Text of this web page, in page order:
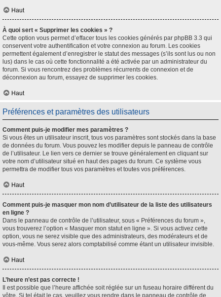
Haut
À quoi sert « Supprimer les cookies » ?
Cette option vous permet d’effacer tous les cookies générés par phpBB 3.3 qui
conservent votre authentification et votre connexion au forum. Les cookies
permettent également d’enregistrer le statut des messages (s’ils sont lus ou non
lus) dans le cas où cette fonctionnalité a été activée par un administrateur du
forum. Si vous rencontrez des problèmes récurrents de connexion et de
déconnexion au forum, essayez de supprimer les cookies.
Haut
Préférences et paramètres des utilisateurs
Comment puis-je modifier mes paramètres ?
Si vous êtes un utilisateur inscrit, tous vos paramètres sont stockés dans la base
de données du forum. Vous pouvez les modifier depuis le panneau de contrôle
de l’utilisateur. Le lien vers ce dernier se trouve généralement en cliquant sur
votre nom d’utilisateur situé en haut des pages du forum. Ce système vous
permettra de modifier tous vos paramètres et toutes vos préférences.
Haut
Comment puis-je masquer mon nom d’utilisateur de la liste des utilisateurs
en ligne ?
Dans le panneau de contrôle de l’utilisateur, sous « Préférences du forum »,
vous trouverez l’option « Masquer mon statut en ligne ». Si vous activez cette
option, vous ne serez visible que des administrateurs, des modérateurs et de
vous-même. Vous serez alors comptabilisé comme étant un utilisateur invisible.
Haut
L’heure n’est pas correcte !
Il est possible que l’heure affichée soit réglée sur un fuseau horaire différent du
vôtre. Si tel était le cas, veuillez vous rendre dans le panneau de contrôle de